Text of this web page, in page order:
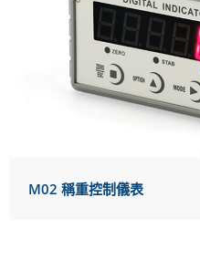
M02 稱重控制儀表